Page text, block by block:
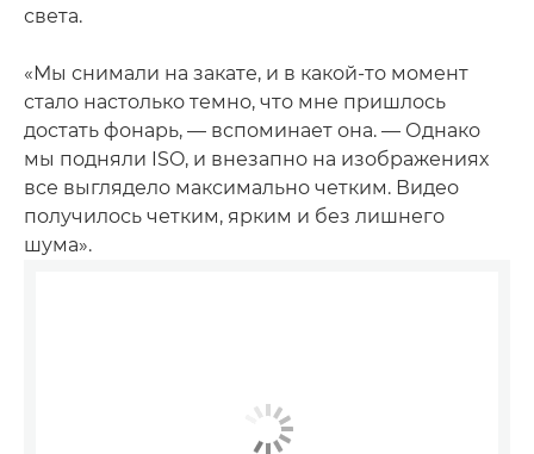
света.
«Мы снимали на закате, и в какой-то момент
стало настолько темно, что мне пришлось
достать фонарь, — вспоминает она. — Однако
мы подняли ISO, и внезапно на изображениях
все выглядело максимально четким. Видео
получилось четким, ярким и без лишнего
шума».